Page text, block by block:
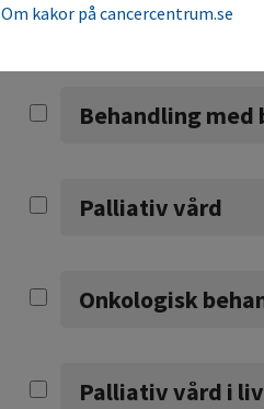
Behandling med
Palliativ vård
Onkologisk
Palliativ vård i
Om kakor på cancercentrum.se